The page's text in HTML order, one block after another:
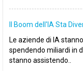
Il Boom dell'IA Sta
Le aziende di IA
spendendo miliardi in
stanno assistendo..